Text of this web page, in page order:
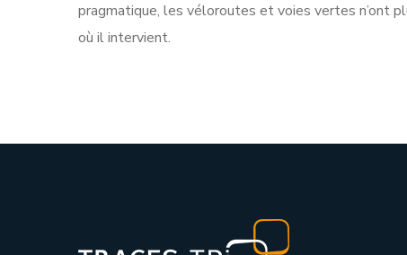
pragmatique, les véloroutes et voies vertes n’ont
où il intervient.